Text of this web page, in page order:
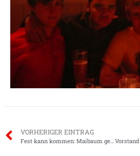
VORHERIGER EINTRAG
Fest kann kommen: Maibaum geholt